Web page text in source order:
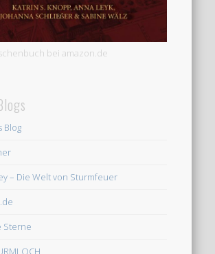
bei amazon.de
Blog
– Die Welt von Sturmfeuer
Sterne